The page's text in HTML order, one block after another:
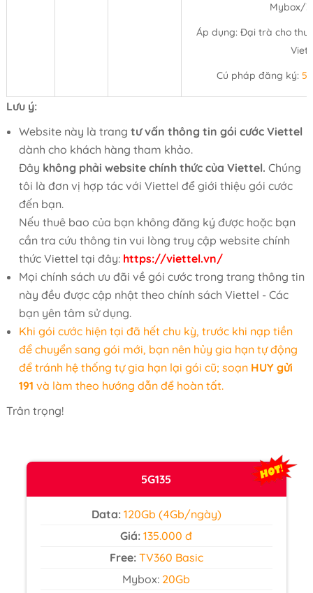
Mybox/
Áp dụng: Đại trà cho
Cú pháp đăng ký:
Lưu ý:
Website này là trang tư vấn thông tin gói cước Viettel
dành cho khách hàng tham khảo.
Đây không phải website chính thức của Viettel. Chúng
tôi là đơn vị hợp tác với Viettel để giới thiệu gói cước
đến bạn.
Nếu thuê bao của bạn không đăng ký được hoặc bạn
cần tra cứu thông tin vui lòng truy cập website chính
thức Viettel tại đây: https://viettel.vn/
Mọi chính sách ưu đãi về gói cước trong trang thông tin
này đều được cập nhật theo chính sách Viettel - Các
bạn yên tâm sử dụng.
Khi gói cước hiện tại đã hết chu kỳ, trước khi nạp tiền
để chuyển sang gói mới, bạn nên hủy gia hạn tự động
để tránh hệ thống tự gia hạn lại gói cũ; soạn HUY gửi
191 và làm theo hướng dẫn để hoàn tất.
Trân trọng!
5G135
Data: 120Gb (4Gb/ngày)
Giá:135.000 đ
Free: TV360 Basic
Mybox: 20Gb